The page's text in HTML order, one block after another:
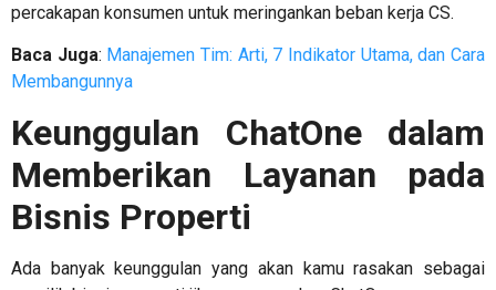
percakapan konsumen untuk meringankan beban kerja CS.
Baca Juga: Manajemen Tim: Arti, 7 Indikator Utama, dan Cara
Membangunnya
Keunggulan ChatOne dalam
Memberikan Layanan pada
Bisnis Properti
Ada banyak keunggulan yang akan kamu rasakan sebagai